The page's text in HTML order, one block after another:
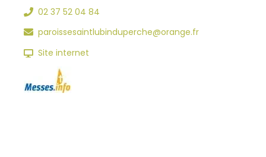
02 37 52 04 84
paroissesaintlubinduperche@orange.fr
Site internet